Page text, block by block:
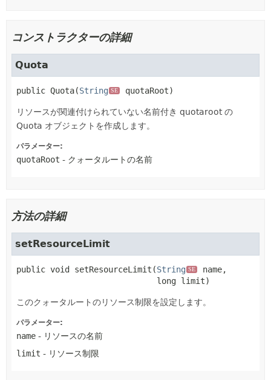
コンストラクターの詳細
Quota
public Quota(String SE quotaRoot)
リソースが関連付けられていない名前付き quotaroot の
Quota オブジェクトを作成します。
パラメーター:
quotaRoot - クォータルートの名前
方法の詳細
setResourceLimit
public void setResourceLimit (String SE
name,
long limit)
このクォータルートのリソース制限を設定します。
パラメーター:
name - リソースの名前
limit - リソース制限